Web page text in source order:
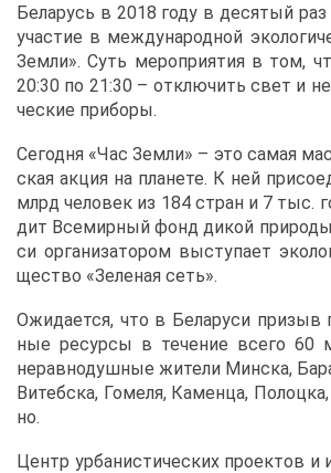
Бе­ла­русь в 2018 го­ду в де­ся­тый
уча­стие в меж­ду­на­род­ной
Зем­ли». Суть ме­ро­при­я­тия в том,
20:30 по 21:30 – от­клю­чить свет и
че­ские при­бо­ры.
Се­год­ня «Час Зем­ли» – это са­мая
ская ак­ция на пла­не­те. К ней
млрд че­ло­век из 184 стран и 7 тыс.
дит Все­мир­ный фонд ди­кой
си ор­га­ни­за­то­ром вы­сту­па­ет
ще­ство «Зе­ле­ная сеть».
Ожи­да­ет­ся, что в Бе­ла­ру­си при­зыв
ные ре­сур­сы в те­че­ние все­го 60
нерав­но­душ­ные жи­те­ли Мин­ска,
Ви­теб­ска, Го­ме­ля, Ка­мен­ца,
но.
Центр ур­ба­ни­сти­че­ских про­ек­тов